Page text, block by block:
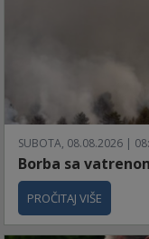
SUBOTA, 08.08.2026 |
Borba sa
PROČITAJ VIŠE